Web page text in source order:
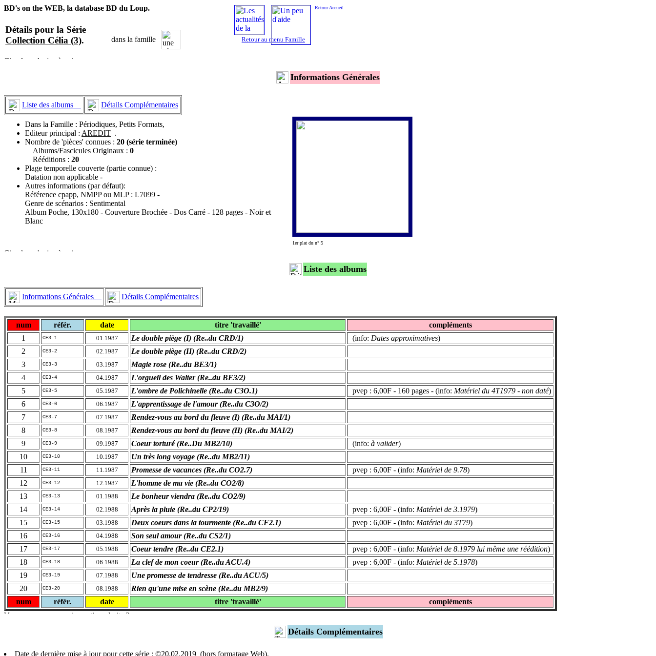
BD's on the WEB, la database BD du Loup.
Détails pour la Série
Collection Célia (3). dans la famille Retour au menu Famille
Informations Générales
Liste des albums Détails Complémentaires
Dans la Famille : Périodiques, Petits Formats,
Editeur principal : AREDIT .
Nombre de 'pièces' connues : 20 (série terminée)
Albums/Fascicules Originaux : 0
Rééditions : 20
Plage temporelle couverte (partie connue) :
Datation non applicable -
Autres informations (par défaut):
Référence cpapp, NMPP ou MLP : L7099 -
Genre de scénarios : Sentimental
Album Poche, 130x180 - Couverture Brochée - Dos Carré - 128 pages - Noir et
Blanc
1er plat du n° 5
Liste des albums
Informations Générales Détails Complémentaires
num référ. date titre 'travaillé'
compléments
1
CE3-1 01.1987 Le double piège (I) (Re..du CRD/1) (info: Dates approximatives)
2
CE3-2 02.1987
Le double piège (II) (Re..du CRD/2)
3
CE3-3 03.1987
Magie rose (Re..du BE3/1)
4
CE3-4 04.1987
L'orgueil des Walter (Re..du BE3/2)
5
CE3-5 05.1987 L'ombre de Polichinelle (Re..du C3O.1) pvep : 6,00F - 160 pages - (info: Matériel du 4T1979 - non daté)
6
CE3-6 06.1987
L'apprentissage de l'amour (Re..du C3O/2)
7
CE3-7 07.1987
Rendez-vous au bord du fleuve (I) (Re..du MAI/1)
8
CE3-8 08.1987
Rendez-vous au bord du fleuve (II) (Re..du MAI/2)
9
CE3-9 09.1987 Coeur torturé (Re..Du MB2/10) (info: à valider)
10
CE3-10 10.1987
Un très long voyage (Re..du MB2/11)
11
CE3-11 11.1987 Promesse de vacances (Re..du CO2.7) pvep : 6,00F - (info: Matériel de 9.78)
12
CE3-12 12.1987
L'homme de ma vie (Re..du CO2/8)
13
CE3-13 01.1988
Le bonheur viendra (Re..du CO2/9)
14
CE3-14 02.1988 Après la pluie (Re..du CP2/19) pvep : 6,00F - (info: Matériel de 3.1979)
15
CE3-15 03.1988 Deux coeurs dans la tourmente (Re..du CF2.1) pvep : 6,00F - (info: Matériel du 3T79)
16
CE3-16 04.1988
Son seul amour (Re..du CS2/1)
17
CE3-17 05.1988 Coeur tendre (Re..du CE2.1) pvep : 6,00F - (info: Matériel de 8.1979 lui même une réédition)
18
CE3-18 06.1988 La clef de mon coeur (Re..du ACU.4) pvep : 6,00F - (info: Matériel de 5.1978)
19
CE3-19 07.1988
Une promesse de tendresse (Re..du ACU/5)
20
CE3-20 08.1988
Rien qu'une mise en scène (Re..du MB2/9)
num
référ. date titre 'travaillé' compléments
Détails Complémentaires
Date de dernière mise à jour pour cette série : ©20.02.2019 (hors formatage Web).
Retour Accueil